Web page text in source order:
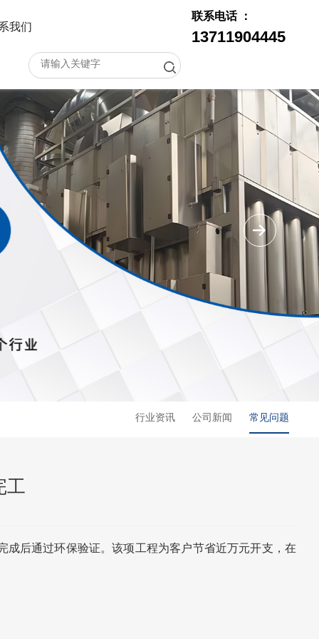
我们
联系电话 ：
13711904445
行业资讯 公司新闻 常见问题
工
后通过环保验证。该项工程为客户节省近万元开支，在